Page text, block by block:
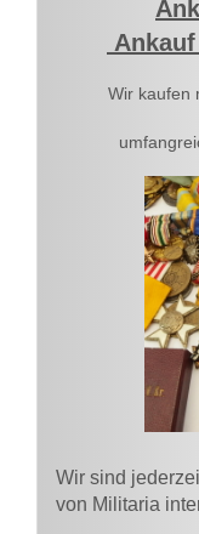
Wir kaufen
Wir sind
von Militaria